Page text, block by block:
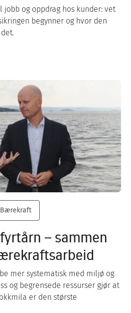
jobb og oppdrag hos kunder: vet
begynner og hvor den
Bærekraft
– sammen
mer systematisk med miljø og
og begrensede ressurser gjør at
er den største